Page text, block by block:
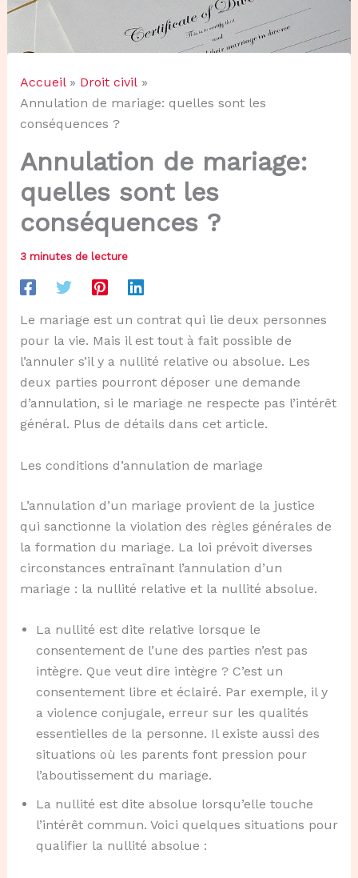
Accueil
Droit civil
Annulation de mariage: quelles sont les
conséquences ?
Annulation de mariage:
quelles sont les
conséquences ?
3 minutes de lecture
Le mariage est un contrat qui lie deux personnes
pour la vie. Mais il est tout à fait possible de
l’annuler s’il y a nullité relative ou absolue. Les
deux parties pourront déposer une demande
d’annulation, si le mariage ne respecte pas l’intérêt
général. Plus de détails dans cet article.
Les conditions d’annulation de mariage
L’annulation d’un mariage provient de la justice
qui sanctionne la violation des règles générales de
la formation du mariage. La loi prévoit diverses
circonstances entraînant l’annulation d’un
mariage : la nullité relative et la nullité absolue.
La nullité est dite relative lorsque le
consentement de l’une des parties n’est pas
intègre. Que veut dire intègre ? C’est un
consentement libre et éclairé. Par exemple, il y
a violence conjugale, erreur sur les qualités
essentielles de la personne. Il existe aussi des
situations où les parents font pression pour
l’aboutissement du mariage.
La nullité est dite absolue lorsqu’elle touche
l’intérêt commun. Voici quelques situations pour
qualifier la nullité absolue :